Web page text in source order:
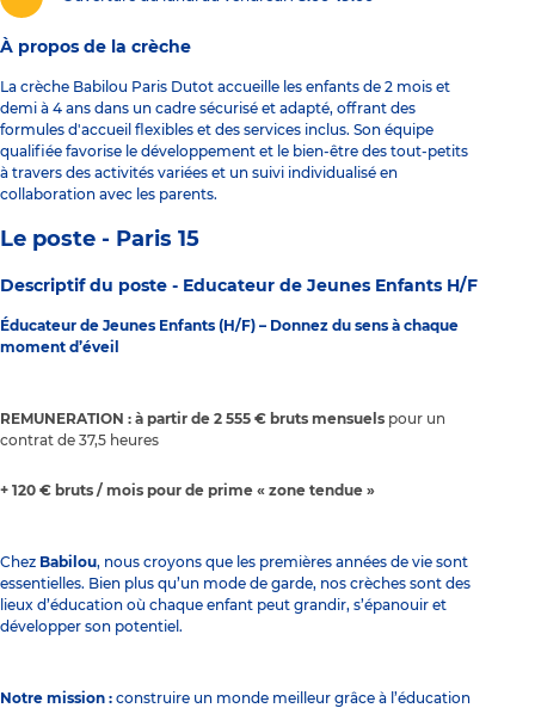
À propos de la crèche
La crèche Babilou Paris Dutot accueille les enfants de 2 mois et
demi à 4 ans dans un cadre sécurisé et adapté, offrant des
formules d'accueil flexibles et des services inclus. Son équipe
qualifiée favorise le développement et le bien-être des tout-petits
à travers des activités variées et un suivi individualisé en
collaboration avec les parents.
Le poste - Paris 15
Descriptif du poste - Educateur de Jeunes Enfants H/F
Éducateur de Jeunes Enfants (H/F) – Donnez du sens à chaque
moment d’éveil
REMUNERATION : à partir de 2 555 € bruts mensuels pour un
contrat de 37,5 heures
+ 120 € bruts / mois pour de prime « zone tendue »
Chez Babilou, nous croyons que les premières années de vie sont
essentielles. Bien plus qu’un mode de garde, nos crèches sont des
lieux d’éducation où chaque enfant peut grandir, s’épanouir et
développer son potentiel.
Notre mission : construire un monde meilleur grâce à l’éducation